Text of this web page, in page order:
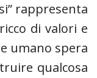
rappresenta
di valori e
umano spera
qualcosa